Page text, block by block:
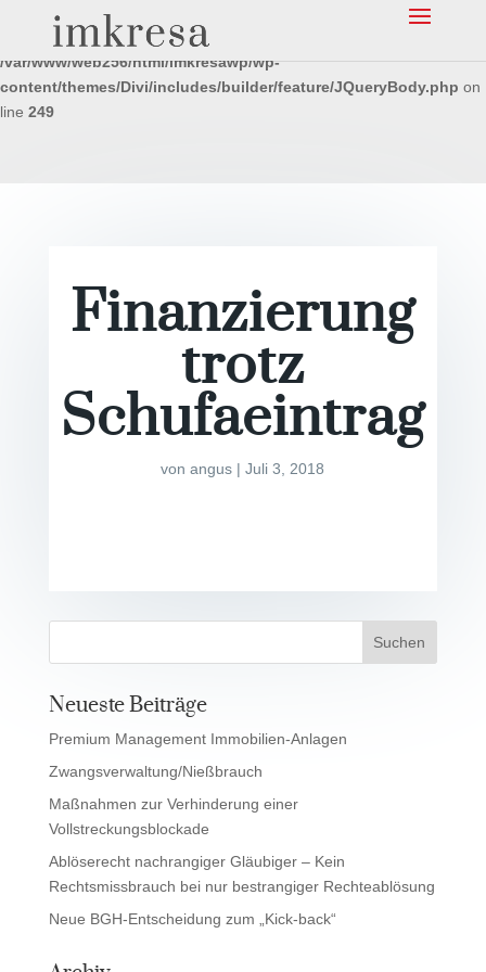
: Undefined array key "et-builder-modules-script" in
/var/www/web256/html/imkresawp/wp-
content/themes/Divi/includes/builder/feature/JQueryBody.php on
line 249
Finanzierung
trotz
Schufaeintrag
vonangus |Juli 3, 2018
Neueste Beiträge
Premium Management Immobilien-Anlagen
Zwangsverwaltung/Nießbrauch
Maßnahmen zur Verhinderung einer
Vollstreckungsblockade
Ablöserecht nachrangiger Gläubiger – Kein
Rechtsmissbrauch bei nur bestrangiger Rechteablösung
Neue BGH-Entscheidung zum „Kick-back“